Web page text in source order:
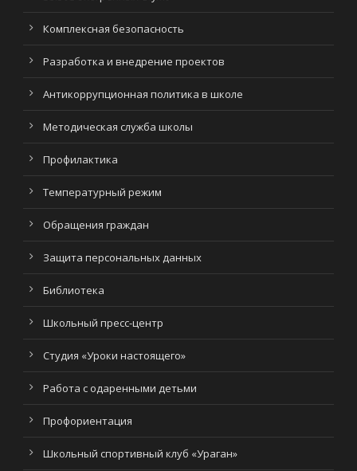
Комплексная безопасность
Разработка и внедрение проектов
Антикоррупционная политика в школе
Методическая служба школы
Профилактика
Температурный режим
Обращения граждан
Защита персональных данных
Библиотека
Школьный пресс-центр
Студия «Уроки настоящего»
Работа с одаренными детьми
Профориентация
Школьный спортивный клуб «Ураган»